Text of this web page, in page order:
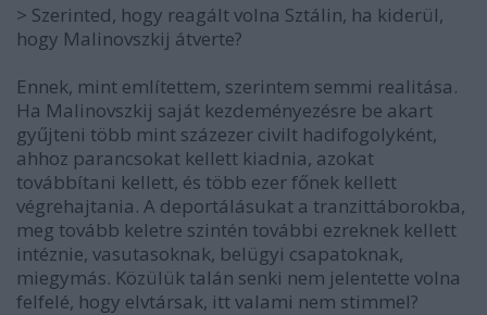
> Szerinted, hogy reagált volna Sztálin, ha kiderül,
hogy Malinovszkij átverte?
Ennek, mint említettem, szerintem semmi realitása.
Ha Malinovszkij saját kezdeményezésre be akart
gyűjteni több mint százezer civilt hadifogolyként,
ahhoz parancsokat kellett kiadnia, azokat
továbbítani kellett, és több ezer főnek kellett
végrehajtania. A deportálásukat a tranzittáborokba,
meg tovább keletre szintén további ezreknek kellett
intéznie, vasutasoknak, belügyi csapatoknak,
miegymás. Közülük talán senki nem jelentette volna
felfelé, hogy elvtársak, itt valami nem stimmel?